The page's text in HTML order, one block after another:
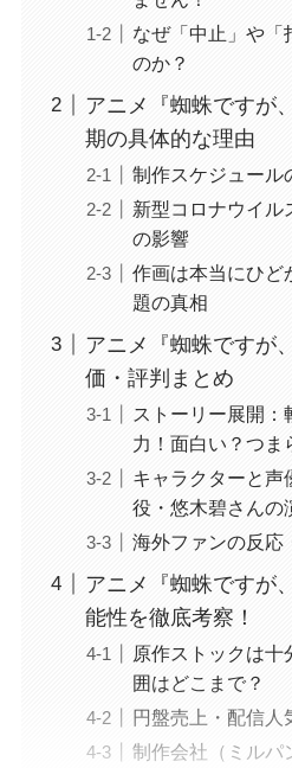
なぜ「中止」や「
のか？
アニメ『蜘蛛ですが
期の具体的な理由
制作スケジュール
新型コロナウイル
の影響
作画は本当にひど
題の真相
アニメ『蜘蛛ですが
価・評判まとめ
ストーリー展開：
力！面白い？つま
キャラクターと声
役・悠木碧さんの
海外ファンの反応
アニメ『蜘蛛ですが
能性を徹底考察！
原作ストックは十
囲はどこまで？
円盤売上・配信人
制作会社（ミルパ